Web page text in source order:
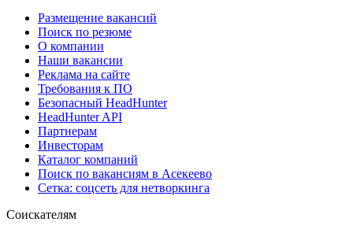
Размещение вакансий
Поиск по резюме
О компании
Наши вакансии
Реклама на сайте
Требования к ПО
Безопасный HeadHunter
HeadHunter API
Партнерам
Инвесторам
Каталог компаний
Поиск по вакансиям в Асекеево
Сетка: соцсеть для нетворкинга
Соискателям